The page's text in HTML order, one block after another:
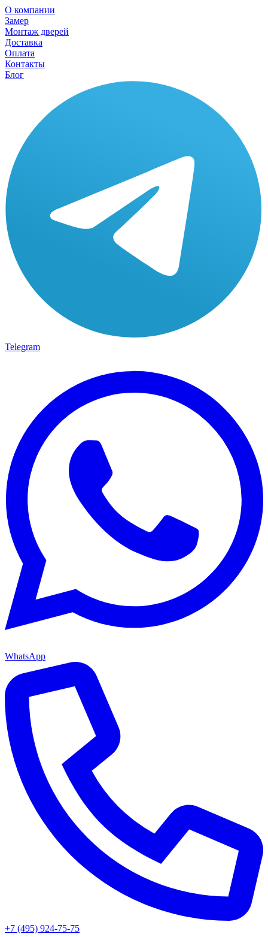
О компании
Замер
Монтаж дверей
Доставка
Оплата
Контакты
Блог
Telegram
WhatsApp
+7 (495) 924-75-75